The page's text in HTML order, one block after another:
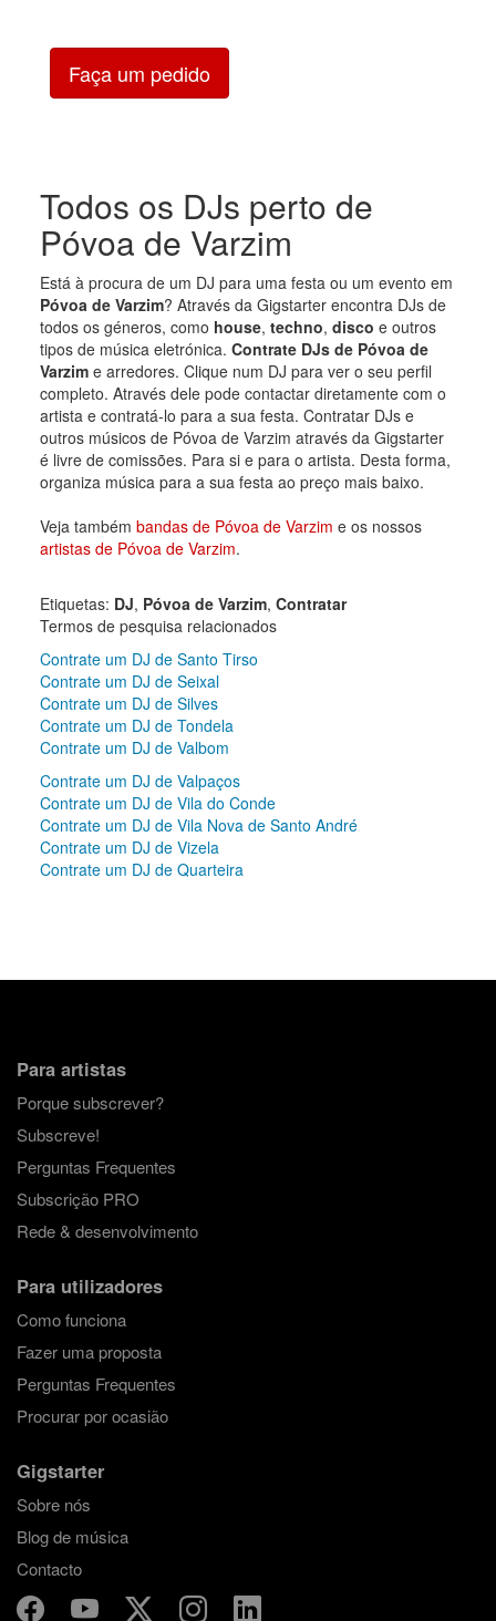
Faça um pedido
Todos os DJs perto de
Póvoa de Varzim
Está à procura de um DJ para uma festa ou um evento em
Póvoa de Varzim? Através da Gigstarter encontra DJs de
todos os géneros, como house, techno, disco e outros
tipos de música eletrónica. Contrate DJs de Póvoa de
Varzime arredores. Clique num DJ para ver o seu perfil
completo. Através dele pode contactar diretamente com o
artista e contratá-lo para a sua festa. Contratar DJs e
outros músicos de Póvoa de Varzim através da Gigstarter
é livre de comissões. Para si e para o artista. Desta forma,
organiza música para a sua festa ao preço mais baixo.
Veja também bandas de Póvoa de Varzim e os nossos
artistas de Póvoa de Varzim.
Etiquetas: DJ, Póvoa de Varzim, Contratar
Termos de pesquisa relacionados
Contrate um DJ de Santo Tirso
Contrate um DJ de Seixal
Contrate um DJ de Silves
Contrate um DJ de Tondela
Contrate um DJ de Valbom
Contrate um DJ de Valpaços
Contrate um DJ de Vila do Conde
Contrate um DJ de Vila Nova de Santo André
Contrate um DJ de Vizela
Contrate um DJ de Quarteira
Para artistas
Porque subscrever?
Subscreve!
Perguntas Frequentes
Subscrição PRO
Rede & desenvolvimento
Para utilizadores
Como funciona
Fazer uma proposta
Perguntas Frequentes
Procurar por ocasião
Gigstarter
Sobre nós
Blog de música
Contacto